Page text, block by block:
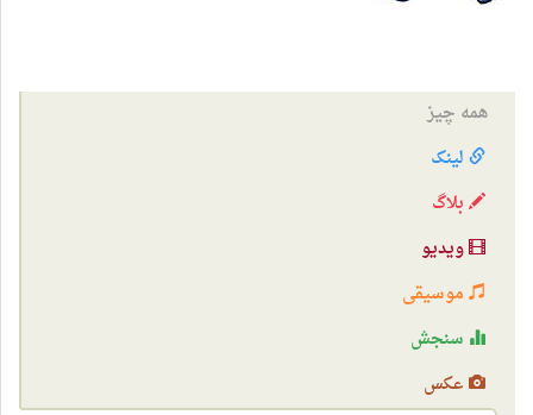
همه چیز
لینک
بلاگ
ویدیو
موسیقی
سنجش
عکس